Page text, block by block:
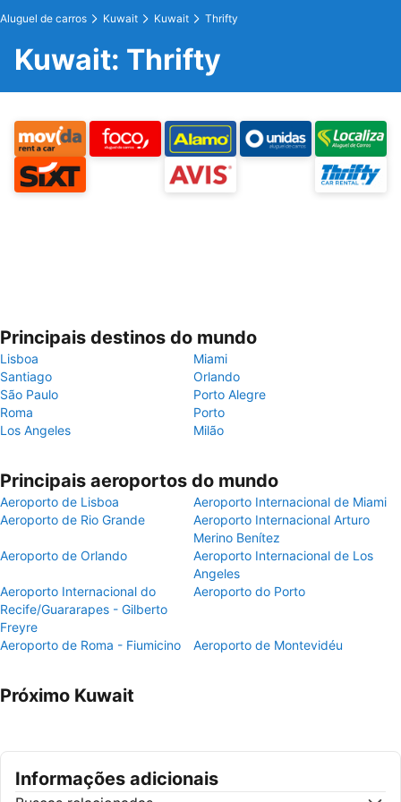
Aluguel de carros Kuwait Kuwait Thrifty
Kuwait: Thrifty
Principais destinos do mundo
Lisboa
Miami
Santiago
Orlando
São Paulo
Porto Alegre
Roma
Porto
Los Angeles
Milão
Principais aeroportos do mundo
Aeroporto de Lisboa
Aeroporto Internacional de Miami
Aeroporto de Rio Grande
Aeroporto Internacional Arturo
Merino Benítez
Aeroporto de Orlando
Aeroporto Internacional de Los
Angeles
Aeroporto Internacional do
Recife/Guararapes - Gilberto
Freyre
Aeroporto do Porto
Aeroporto de Roma - Fiumicino Aeroporto de Montevidéu
Próximo Kuwait
Informações adicionais